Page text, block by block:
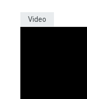
Video